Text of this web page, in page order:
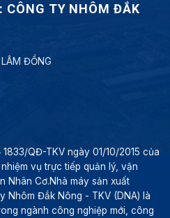
CÔNG TY NHÔM ĐẮK
ĐỒNG
QĐ-TKV ngày 01/10/2015 của
vụ trực tiếp quản lý, vận
Nhân Cơ.Nhà máy sản xuất
Nhôm Đắk Nông - TKV (DNA) là
ngành công nghiệp mới, công